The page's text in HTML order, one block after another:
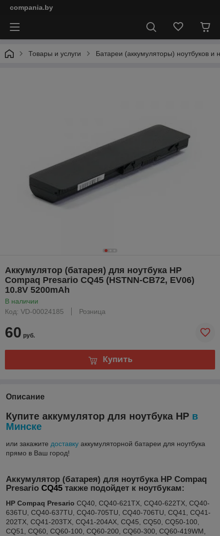
compania.by
Товары и услуги Батареи (аккумуляторы) ноутбуков и
Аккумулятор (батарея) для ноутбука HP
Compaq Presario CQ45 (HSTNN-CB72, EV06)
10.8V 5200mAh
В наличии
Код: VD-00024185
Розница
60 руб.
Купить
Описание
Купите аккумулятор для ноутбука HP в
Минске
или закажите доставку аккумуляторной батареи для ноутбука
прямо в Ваш город!
Аккумулятор (батарея) для ноутбука HP Compaq
Presario CQ45 также подойдет к ноутбукам:
HP Compaq Presario CQ40, CQ40-621TX, CQ40-622TX, CQ40-
636TU, CQ40-637TU, CQ40-705TU, CQ40-706TU, CQ41, CQ41-
202TX, CQ41-203TX, CQ41-204AX, CQ45, CQ50, CQ50-100,
CQ51, CQ60, CQ60-100, CQ60-200, CQ60-300, CQ60-419WM,